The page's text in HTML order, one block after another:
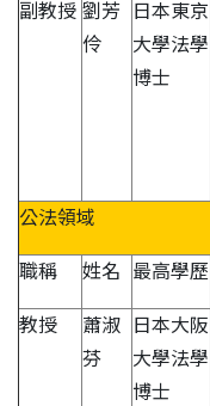
副教授 劉芳
伶
日本東京
大學法學
博士
公法領域
職稱 姓名 最高學歷
教授
蕭淑
芬
日本大阪
大學法學
博士